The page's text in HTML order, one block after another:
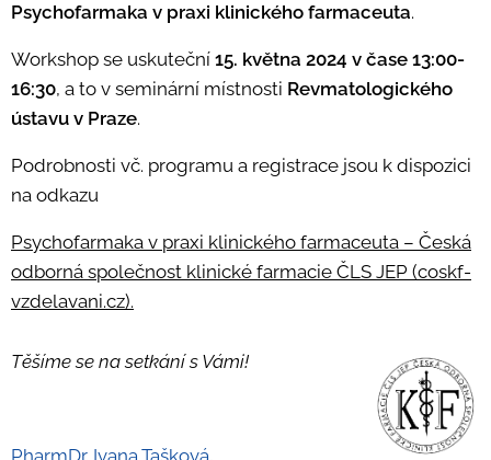
Psychofarmaka v praxi klinického farmaceuta.
Workshop se uskuteční 15. května 2024 v čase 13:00-
16:30, a to v seminární místnosti Revmatologického
ústavu v Praze.
Podrobnosti vč. programu a registrace jsou k dispozici
na odkazu
Psychofarmaka v praxi klinického farmaceuta – Česká
odborná společnost klinické farmacie ČLS JEP (coskf-
vzdelavani.cz).
Těšíme se na setkání s Vámi!
PharmDr. Ivana Tašková,